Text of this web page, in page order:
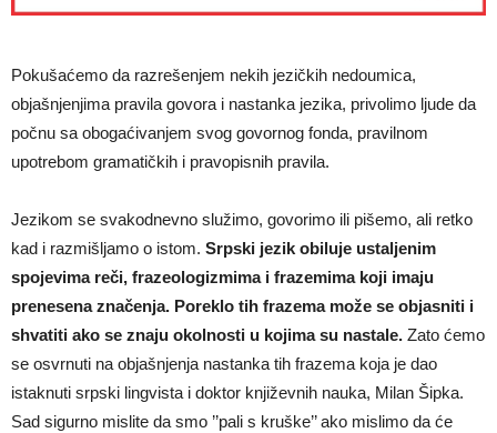
Pokušaćemo da razrešenjem nekih jezičkih nedoumica,
objašnjenjima pravila govora i nastanka jezika, privolimo ljude da
počnu sa obogaćivanjem svog govornog fonda, pravilnom
upotrebom gramatičkih i pravopisnih pravila.
Jezikom se svakodnevno služimo, govorimo ili pišemo, ali retko
kad i razmišljamo o istom. Srpski jezik obiluje ustaljenim
spojevima reči, frazeologizmima i frazemima koji imaju
prenesena značenja. Poreklo tih frazema može se objasniti i
shvatiti ako se znaju okolnosti u kojima su nastale. Zato ćemo
se osvrnuti na objašnjenja nastanka tih frazema koja je dao
istaknuti srpski lingvista i doktor književnih nauka, Milan Šipka.
Sad sigurno mislite da smo ’’pali s kruške’’ ako mislimo da će